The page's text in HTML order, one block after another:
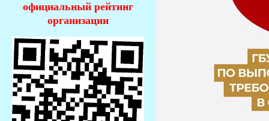
официальный рейтинг
организации